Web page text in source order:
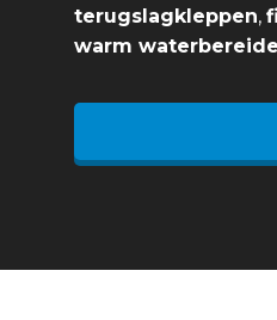
terugslagkleppen,
warm